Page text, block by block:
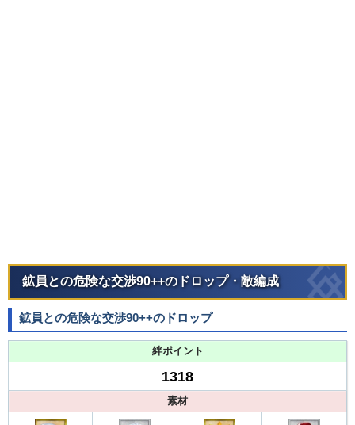
鉱員との危険な交渉90++のドロップ・敵編成
鉱員との危険な交渉90++のドロップ
絆ポイント
1318
素材